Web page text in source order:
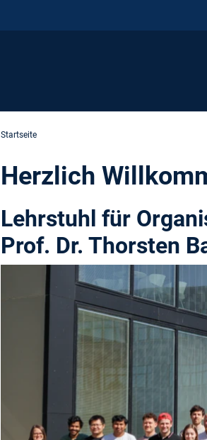
Startseite
Herzlich
Lehrstuhl für
Prof. Dr. Thorsten